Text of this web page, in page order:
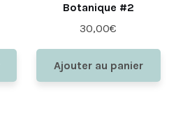
Botanique #2
30,00€
Ajouter au panier